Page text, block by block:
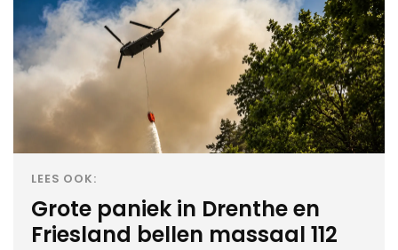
LEES OOK:
Grote paniek in Drenthe en
Friesland bellen massaal 112